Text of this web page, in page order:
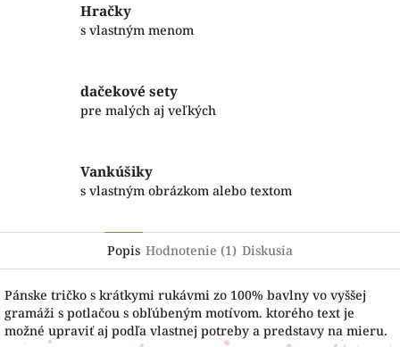
Hračky
s vlastným menom
dačekové sety
pre malých aj veľkých
Vankúšiky
s vlastným obrázkom alebo textom
Popis Hodnotenie (1) Diskusia
Pánske tričko s krátkymi rukávmi zo 100% bavlny vo vyššej
gramáži s potlačou s obľúbeným motívom. ktorého text je
možné upraviť aj podľa vlastnej potreby a predstavy na mieru.